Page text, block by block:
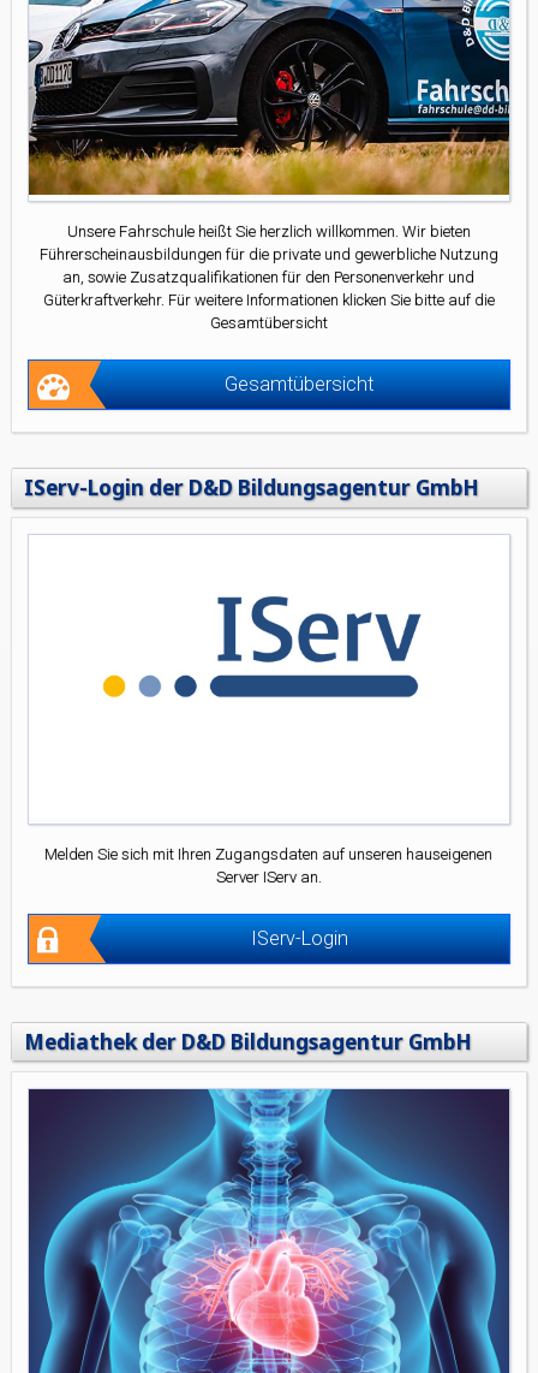
Unsere Fahrschule heißt Sie herzlich willkommen. Wir bieten
Führerscheinausbildungen für die private und gewerbliche Nutzung
an, sowie Zusatzqualifikationen für den Personenverkehr und
Güterkraftverkehr. Für weitere Informationen klicken Sie bitte auf die
Gesamtübersicht
Gesamtübersicht
IServ-Login der D&D Bildungsagentur GmbH
Melden Sie sich mit Ihren Zugangsdaten auf unseren hauseigenen
Server IServ an.
IServ-Login
Mediathek der D&D Bildungsagentur GmbH